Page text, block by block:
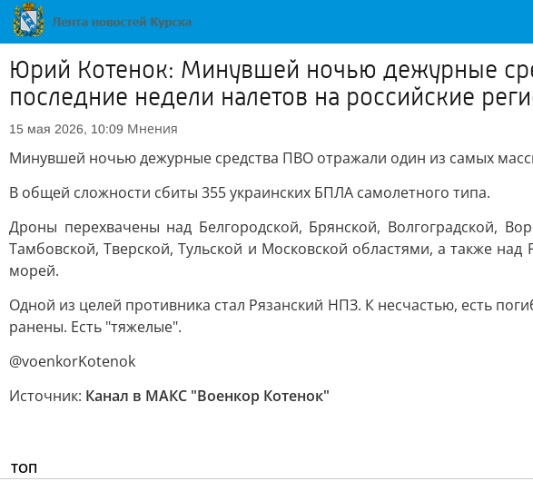
Юрий Котенок: Минувшей ночью дежурные
последние недели налетов на российские
15 мая 2026, 10:09 Мнения
Минувшей ночью дежурные средства ПВО отражали один из самых
В общей сложности сбиты 355 украинских БПЛА самолетного типа.
Дроны перехвачены над Белгородской, Брянской, Волгоградской,
Тамбовской, Тверской, Тульской и Московской областями, а также
морей.
Одной из целей противника стал Рязанский НПЗ. К несчастью, есть
ранены. Есть "тяжелые".
@voenkorKotenok
Источник: Канал в МАКС "Военкор Котенок"
ТОП